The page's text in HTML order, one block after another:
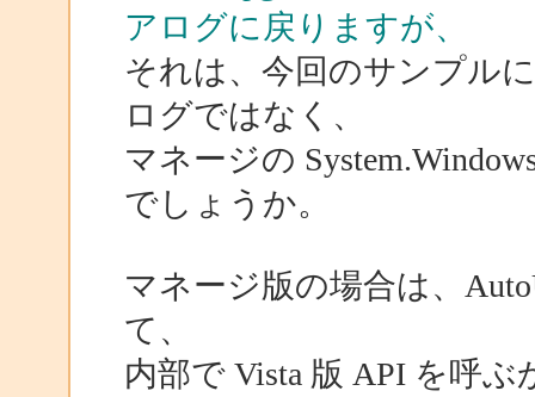
アログに戻りますが、
それは、今回のサンプル
ログではなく、
マネージの
でしょうか。
マネージ版の場合は、
て、
内部で Vista 版 API を呼